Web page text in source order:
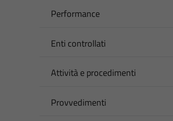
Performance
Enti controllati
Attività e procedimenti
Provvedimenti